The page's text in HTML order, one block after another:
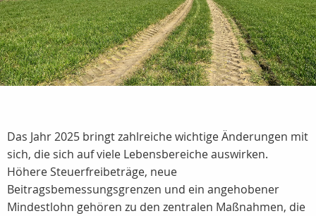
Das Jahr 2025 bringt zahlreiche wichtige Änderungen mit
sich, die sich auf viele Lebensbereiche auswirken.
Höhere Steuerfreibeträge, neue
Beitragsbemessungsgrenzen und ein angehobener
Mindestlohn gehören zu den zentralen Maßnahmen, die